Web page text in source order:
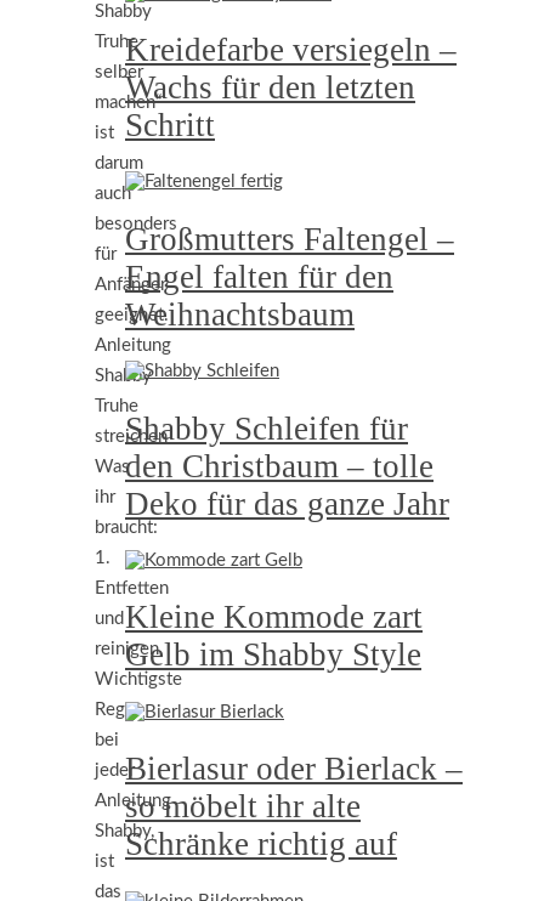
Shabby
Truhe
selber
machen“
ist
darum
auch
besonders
für
Anfänger
geeignet.
Anleitung
Shabby
Truhe
streichen
Was
ihr
braucht:
1.
Entfetten
und
reinigen
Wichtigste
Regel
bei
jeder
Anleitung
Shabby,
ist
das
Kreidefarbe versiegeln –
Wachs für den letzten
Schritt
Großmutters Faltengel –
Engel falten für den
Weihnachtsbaum
Shabby Schleifen für
den Christbaum – tolle
Deko für das ganze Jahr
Kleine Kommode zart
Gelb im Shabby Style
Bierlasur oder Bierlack –
so möbelt ihr alte
Schränke richtig auf